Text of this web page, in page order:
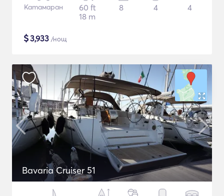
Катамаран
60 ft
18 m
8 4 4
$3,933 /нощ
Bavaria Cruiser 51